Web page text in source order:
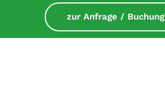
zur Anfrage / Buchung